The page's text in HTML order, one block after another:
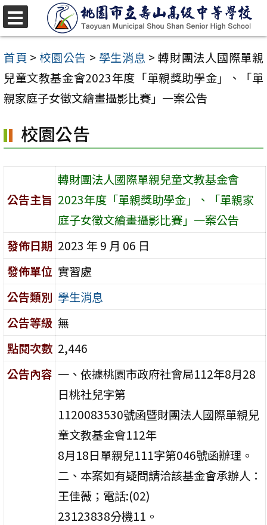
跳
至
主
要
內
區
首頁 > 校園公告 > 學生消息 > 轉財團法人國際單親
兒童文教基金會2023年度「單親獎助學金」、「單
親家庭子女徵文繪畫攝影比賽」一案公告
校園公告
公告主旨
轉財團法人國際單親兒童文教基金會
2023年度「單親獎助學金」、「單親家
庭子女徵文繪畫攝影比賽」一案公告
發佈日期 2023 年 9 月 06 日
發佈單位 實習處
公告類別 學生消息
公告等級 無
點閱次數 2,446
公告內容 一、依據桃園市政府社會局112年8月28
日桃社兒字第
1120083530號函暨財團法人國際單親兒
童文教基金會112年
8月18日單親兒111字第046號函辦理。
二、本案如有疑問請洽該基金會承辦人：
王佳薇；電話:(02)
23123838分機11。
選
單